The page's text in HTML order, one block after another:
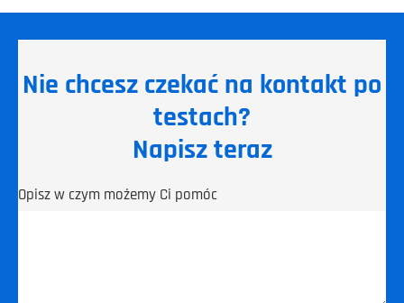
Nie chcesz czekać na kontakt po
testach?
Napisz teraz
Opisz w czym możemy Ci pomóc